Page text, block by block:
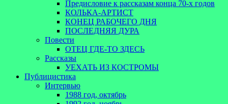
Предисловие к рассказам конца 70-х годов
КОЛЬКА-АРТИСТ
КОНЕЦ РАБОЧЕГО ДНЯ
ПОСЛЕДНЯЯ ДУРА
Повести
ОТЕЦ ГДЕ-ТО ЗДЕСЬ
Рассказы
УЕХАТЬ ИЗ КОСТРОМЫ
Публицистика
Интервью
1988 год, октябрь